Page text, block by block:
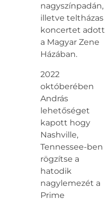
nagyszínpadán,
illetve teltházas
koncertet adott
a Magyar Zene
Házában.
2022
októberében
András
lehetőséget
kapott hogy
Nashville,
Tennessee-ben
rögzítse a
hatodik
nagylemezét a
Prime